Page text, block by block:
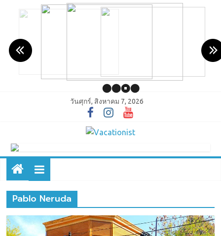
วันศุกร์, สิงหาคม 7, 2026
Pablo Neruda